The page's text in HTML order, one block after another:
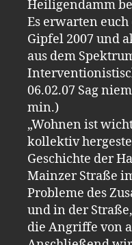
Heiligendamm
Es erwarten
Gipfel 2007 und
aus dem
06.02.07 Sag
min.)
„Wohnen ist
kollektiv
Geschichte der
Mainzer Straße
Probleme des
und in der
die Angriffe von